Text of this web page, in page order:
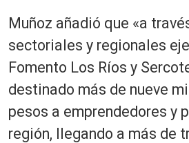
Muñoz añadió que «a
sectoriales y regionales
Fomento Los Ríos y
destinado más de nueve
pesos a emprendedores y
región, llegando a más de